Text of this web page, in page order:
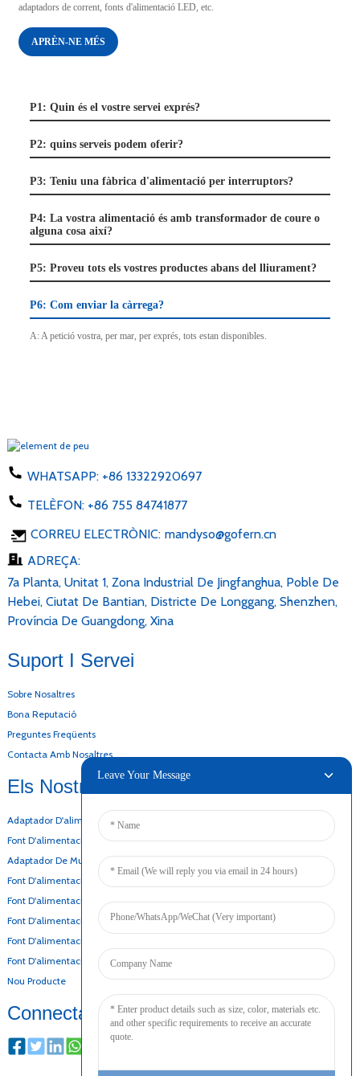
adaptadors de corrent, fonts d'alimentació LED, etc.
APRÈN-NE MÉS
P1: Quin és el vostre servei exprés?
P2: quins serveis podem oferir?
P3: Teniu una fàbrica d'alimentació per interruptors?
P4: La vostra alimentació és amb transformador de coure o
alguna cosa així?
P5: Proveu tots els vostres productes abans del lliurament?
P6: Com enviar la càrrega?
A: A petició vostra, per mar, per exprés, tots estan disponibles.
WHATSAPP: +86 13322920697
TELÈFON: +86 755 84741877
CORREU ELECTRÒNIC: mandyso@gofern.cn
ADREÇA:
7a Planta, Unitat 1, Zona Industrial De Jingfanghua, Poble De
Hebei, Ciutat De Bantian, Districte De Longgang, Shenzhen,
Província De Guangdong, Xina
Suport I Servei
Sobre Nosaltres
Bona Reputació
Preguntes Freqüents
Contacta Amb Nosaltres
Els Nostres Productes
Adaptador D'alimentació D'escriptori
Font D'alimentació De CA I CC
Adaptador De Muntatge A La Paret
Font D'alimentació De Marc Obert
Font D'alimentació Superfina
Font D'alimentació Prima
Font D'alimentació De Reserva De Bateria
Font D'alimentació De Carril DIN
Nou Producte
Connectar
Leave Your Message